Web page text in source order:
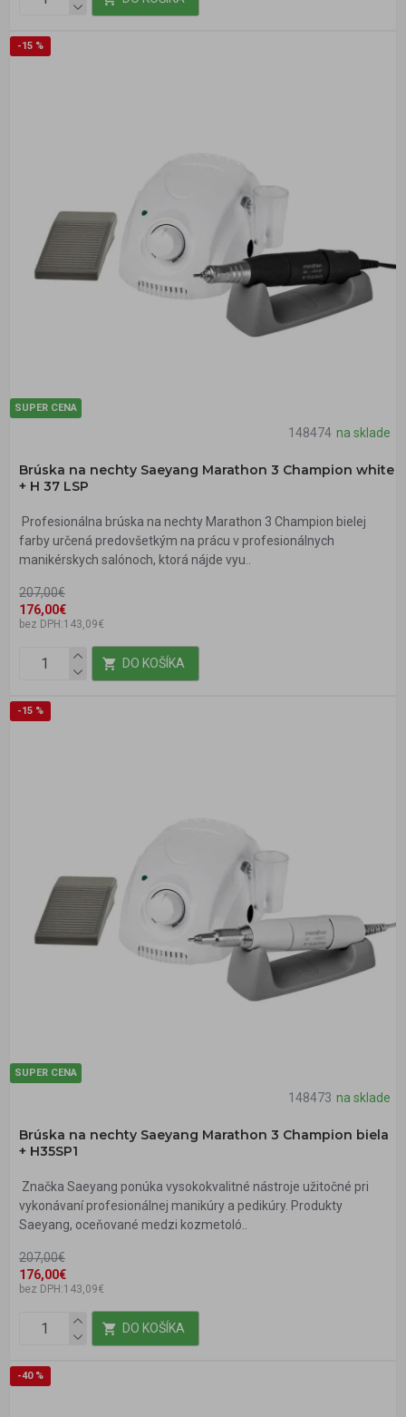
SUPER CENA
-15 %
148474 na sklade
Brúska na nechty Saeyang Marathon 3 Champion white
+ H 37 LSP
Profesionálna brúska na nechty Marathon 3 Champion bielej
farby určená predovšetkým na prácu v profesionálnych
manikérskych salónoch, ktorá nájde vyu..
176,00€
207,00€
bez DPH:143,09€
DO KOŠÍKA
SUPER CENA
-15 %
148473 na sklade
Brúska na nechty Saeyang Marathon 3 Champion biela
+ H35SP1
Značka Saeyang ponúka vysokokvalitné nástroje užitočné pri
vykonávaní profesionálnej manikúry a pedikúry. Produkty
Saeyang, oceňované medzi kozmetoló..
176,00€
207,00€
bez DPH:143,09€
DO KOŠÍKA
-40 %